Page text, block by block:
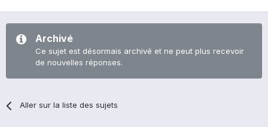
Archivé
Ce sujet est désormais archivé et ne peut plus recevoir
de nouvelles réponses.
Aller sur la liste des sujets